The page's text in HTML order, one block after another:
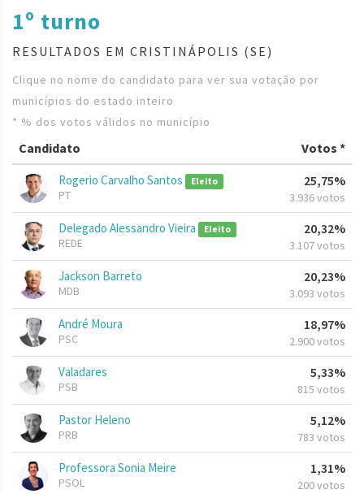
1º turno
RESULTADOS EM CRISTINÁPOLIS (SE)
Clique no nome do candidato para ver sua votação por
municípios do estado inteiro
* % dos votos válidos no município
Candidato Votos *
Rogerio Carvalho Santos Eleito
PT
25,75%
3.936 votos
Delegado Alessandro Vieira Eleito
REDE
20,32%
3.107 votos
Jackson Barreto
MDB
20,23%
3.093 votos
André Moura
PSC
18,97%
2.900 votos
Valadares
PSB
5,33%
815 votos
Pastor Heleno
PRB
5,12%
783 votos
Professora Sonia Meire
PSOL
1,31%
200 votos